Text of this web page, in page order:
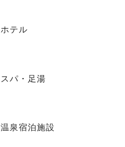
ホテル
スパ・足湯
温泉宿泊施設